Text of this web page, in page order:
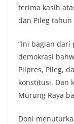
terima kasih
dan Pileg tahun
“Ini bagian dari
demokrasi
Pilpres, Pileg,
konstitusi. Dan
Murung Raya
Doni